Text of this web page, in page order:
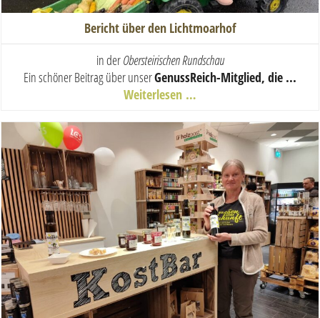
Bericht über den Lichtmoarhof
in derObersteirischen Rundschau
Ein schöner Beitrag über unserGenussReich-Mitglied, die ...
Weiterlesen …